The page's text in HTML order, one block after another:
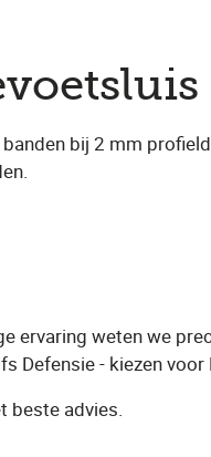
bij 2 mm
ervaring weten we
Defensie - kiezen voor
beste advies.